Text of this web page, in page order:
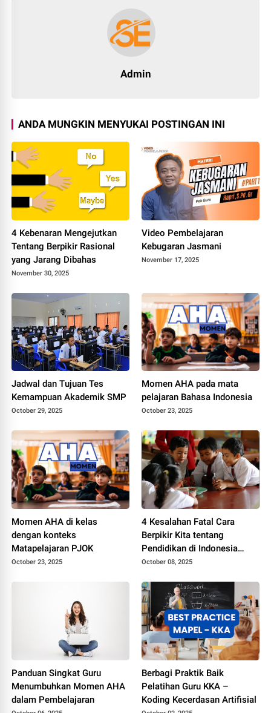
Admin
ANDA MUNGKIN MENYUKAI POSTINGAN INI
4 Kebenaran Mengejutkan
Tentang Berpikir Rasional
yang Jarang Dibahas
November 30, 2025
Video Pembelajaran
Kebugaran Jasmani
November 17, 2025
Jadwal dan Tujuan Tes
Kemampuan Akademik SMP
October 29, 2025
Momen AHA pada mata
pelajaran Bahasa Indonesia
October 23, 2025
Momen AHA di kelas
dengan konteks
Matapelajaran PJOK
October 23, 2025
4 Kesalahan Fatal Cara
Berpikir Kita tentang
Pendidikan di Indonesia
(Menurut Sains)
October 08, 2025
Panduan Singkat Guru
Menumbuhkan Momen AHA
dalam Pembelajaran
Berbagi Praktik Baik
Pelatihan Guru KKA –
Koding Kecerdasan Artifisial